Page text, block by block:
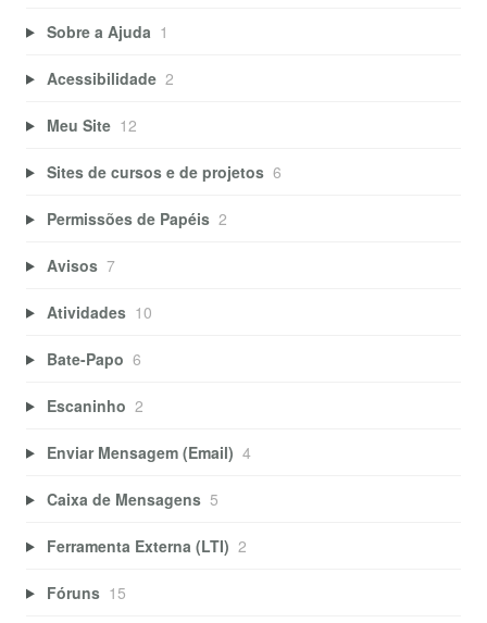
Sobre a Ajuda 1
Acessibilidade 2
Meu Site 12
Sites de cursos e de projetos 6
Permissões de Papéis 2
Avisos 7
Atividades 10
Bate-Papo 6
Escaninho 2
Enviar Mensagem (Email) 4
Caixa de Mensagens 5
Ferramenta Externa (LTI) 2
Fóruns 15